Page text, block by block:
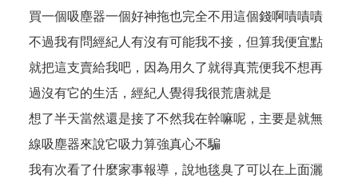
買一個吸塵器一個好神拖也完全不用這個錢啊嘖嘖嘖
不過我有問經紀人有沒有可能我不接，但算我便宜點
就把這支賣給我吧，因為用久了就得真荒便我不想再
過沒有它的生活，經紀人覺得我很荒唐就是
想了半天當然還是接了不然我在幹嘛呢，主要是就無
線吸塵器來說它吸力算強真心不騙
我有次看了什麼家事報導，說地毯臭了可以在上面灑